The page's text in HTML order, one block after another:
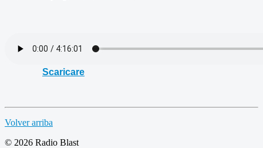
Scaricare
Volver arriba
© 2026 Radio Blast